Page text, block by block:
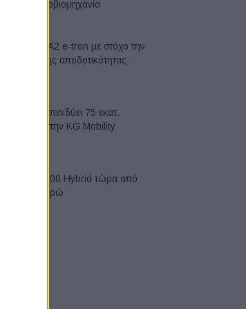
αυτοκινητοβιομηχανία
Νέο Audi A2 e-tron με στόχο την
κορυφή της αποδοτικότητας
Η Chery επενδύει 75 εκατ.
δολάρια στην KG Mobility
Το FIAT 500 Hybrid τώρα από
18.990 ευρώ